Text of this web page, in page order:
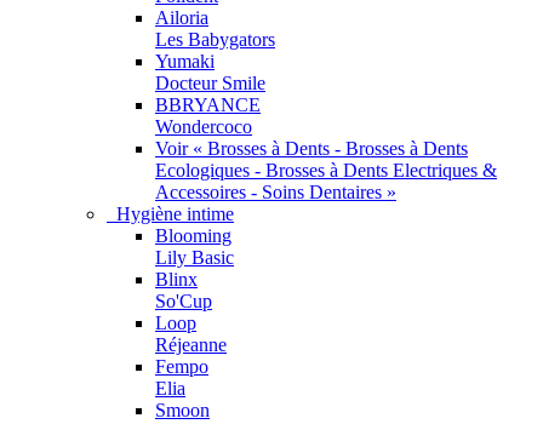
Ailoria
Les Babygators
Yumaki
Docteur Smile
BBRYANCE
Wondercoco
Voir « Brosses à Dents - Brosses à Dents
Ecologiques - Brosses à Dents Electriques &
Accessoires - Soins Dentaires »
Hygiène intime
Blooming
Lily Basic
Blinx
So'Cup
Loop
Réjeanne
Fempo
Elia
Smoon